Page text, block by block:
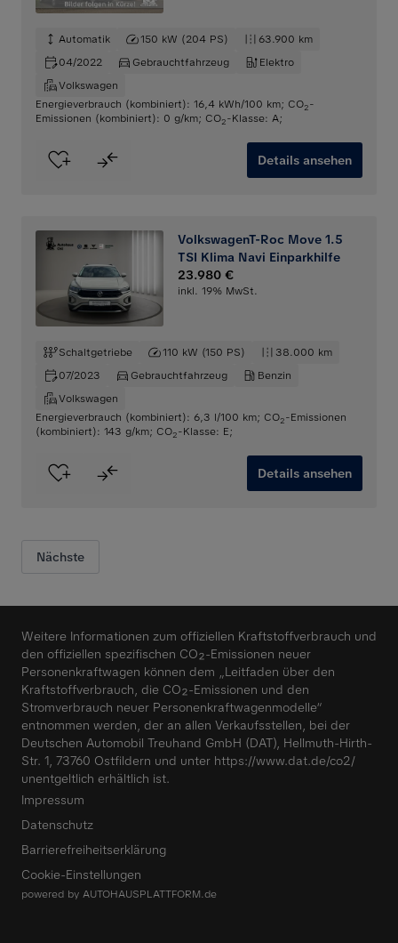
Automatik 150 kW (204 PS)
63.900 km
04/2022
Gebrauchtfahrzeug
Elektro
Volkswagen
Energieverbrauch (kombiniert): 16,4 kWh/100 km; CO2-
Emissionen (kombiniert): 0 g/km; CO2-Klasse: A;
Details ansehen
VolkswagenT-Roc Move 1.5
TSI Klima Navi Einparkhilfe
23.980 €
inkl. 19% MwSt.
Schaltgetriebe 110 kW (150 PS)
38.000 km
07/2023
Gebrauchtfahrzeug
Benzin
Volkswagen
Energieverbrauch (kombiniert): 6,3 l/100 km; CO2-Emissionen
(kombiniert): 143 g/km; CO2-Klasse: E;
Details ansehen
Nächste
Impressum
Datenschutz
Barrierefreiheitserklärung
Cookie-Einstellungen
Weitere Informationen zum offiziellen Kraftstoffverbrauch und
den offiziellen spezifischen CO₂-Emissionen neuer
Personenkraftwagen können dem „Leitfaden über den
Kraftstoffverbrauch, die CO₂-Emissionen und den
Stromverbrauch neuer Personenkraftwagenmodelle“
entnommen werden, der an allen Verkaufsstellen, bei der
Deutschen Automobil Treuhand GmbH (DAT), Hellmuth-Hirth-
Str. 1, 73760 Ostfildern und unter https://www.dat.de/co2/
unentgeltlich erhältlich ist.
powered by AUTOHAUSPLATTFORM.de